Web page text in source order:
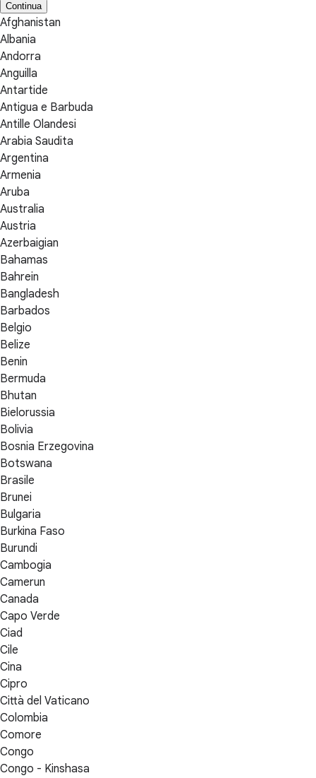
Continua
Afghanistan
Albania
Andorra
Anguilla
Antartide
Antigua e Barbuda
Antille Olandesi
Arabia Saudita
Argentina
Armenia
Aruba
Australia
Austria
Azerbaigian
Bahamas
Bahrein
Bangladesh
Barbados
Belgio
Belize
Benin
Bermuda
Bhutan
Bielorussia
Bolivia
Bosnia Erzegovina
Botswana
Brasile
Brunei
Bulgaria
Burkina Faso
Burundi
Cambogia
Camerun
Canada
Capo Verde
Ciad
Cile
Cina
Cipro
Città del Vaticano
Colombia
Comore
Congo
Congo - Kinshasa